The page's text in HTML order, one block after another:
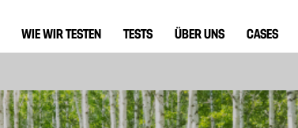
WIE WIR TESTEN TESTS ÜBER UNS CASES